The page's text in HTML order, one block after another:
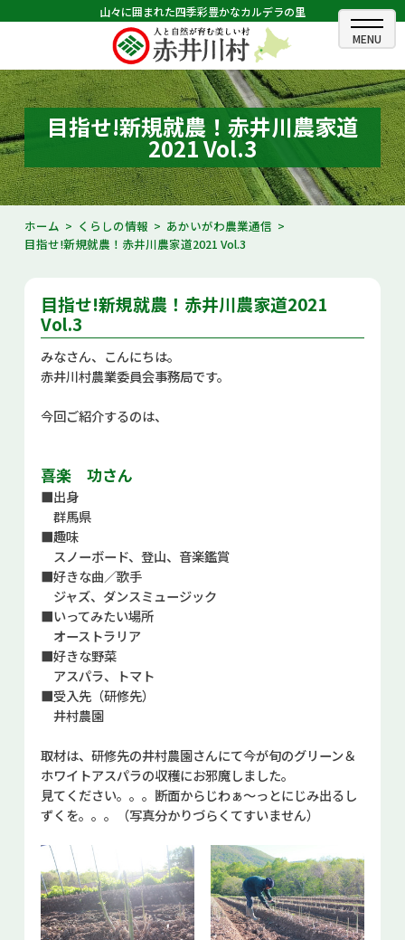
山々に囲まれた四季彩豊かなカルデラの里
ホーム
むらのできごと
むらのプロフィール
くらしの情報
村長室
ふるさと納税
観光・イベント情報
あかいがわ広報
お問い合せ
目指せ!新規就農！赤井川農家道
2021 Vol.3
ホーム くらしの情報
あかいがわ農業通信
目指せ!新規就農！赤井川農家道2021 Vol.3
目指せ!新規就農！赤井川農家道2021
Vol.3
みなさん、こんにちは。
赤井川村農業委員会事務局です。
今回ご紹介するのは、
喜楽 功さん
■出身
群馬県
■趣味
スノーボード、登山、音楽鑑賞
■好きな曲／歌手
ジャズ、ダンスミュージック
■いってみたい場所
オーストラリア
■好きな野菜
アスパラ、トマト
■受入先（研修先）
井村農園
取材は、研修先の井村農園さんにて今が旬のグリーン＆
ホワイトアスパラの収穫にお邪魔しました。
見てください。。。断面からじわぁ～っとにじみ出るし
ずくを。。。（写真分かりづらくてすいません）